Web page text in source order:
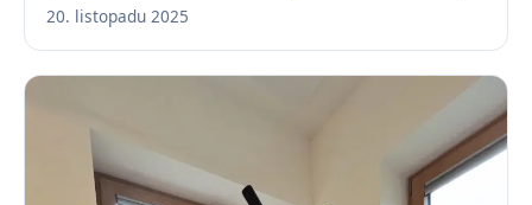
20. listopadu 2025